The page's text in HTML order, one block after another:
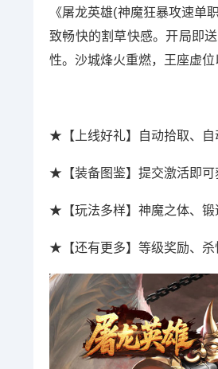
《屠龙英雄(神魔狂暴攻速单
致畅快的割草快感。开局即
性。沙城烽火重燃，王座虚
★【上线好礼】自动拾取、
★【装备图鉴】提交激活即可
★【玩法多样】神魔之体、锻
★【还有更多】等级奖励、杀